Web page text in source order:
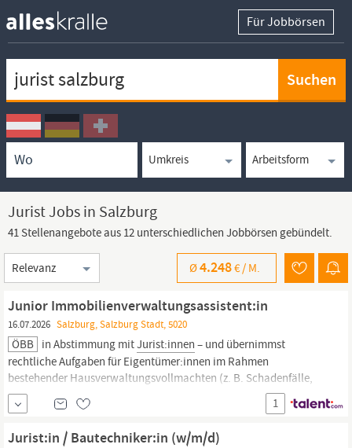
Für Jobbörsen
Ortssuche
Umkreissuche
Arbeitsform
Jurist Jobs in Salzburg
41 Stellenangebote aus 12 unterschiedlichen Jobbörsen gebündelt.
Sortierung
Ø4.248€ / M.
Junior Immobilienverwaltungsassistent:in
16.07.2026 Salzburg, Salzburg Stadt, 5020
ÖBB in Abstimmung mitJurist:innen – und übernimmst
rechtliche Aufgaben für Eigentümer:innen im Rahmen
bestehender Hausverwaltungsvollmachten (z. B. Schadenfälle,
Klagen, Zeugenaussagen). pflegst & nutzt diverse
hausverwaltungsspezifische IT-Systeme (z. B. DOXIS, IMMO
Cockpit, infra:GIS) und unterstützt bei der Instandhaltungs- &
1
Jurist:in / Bautechniker:in (w/m/d)